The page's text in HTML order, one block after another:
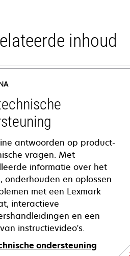
inhoud
antwoorden op product-
vragen. Met
informatie over het
onderhouden en oplossen
met een Lexmark
interactieve
en een
instructievideo's.
ondersteuning